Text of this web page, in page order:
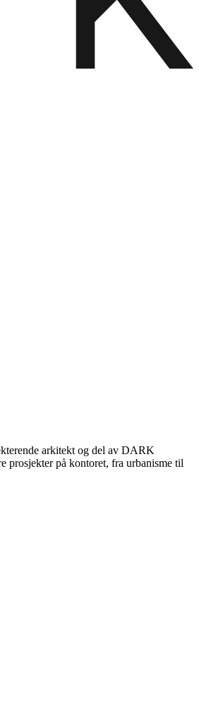
arkitekt og del av DARK
prosjekter på kontoret, fra urbanisme til